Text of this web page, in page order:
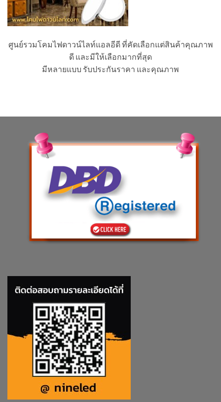
ศูนย์รวมโคมไฟดาวน์ไลท์แอลอีดี ที่คัดเลือกแต่สินค้าคุณภาพ
ดี และมีให้เลือกมากที่สุด
มีหลายแบบ รับประกันราคา และคุณภาพ